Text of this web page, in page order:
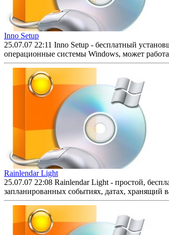
Inno Setup
25.07.07 22:11 Inno Setup - бесплатный
операционные системы Windows, может
Rainlendar Light
25.07.07 22:08 Rainlendar Light - простой,
запланированных событиях, датах, хранящий